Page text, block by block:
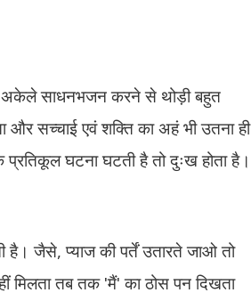
अकेले साधनभजन करने से थोड़ी बहुत
और सच्चाई एवं शक्ति का अहं भी उतना ही
घटना घटती है तो दुःख होता है।
है। जैसे, प्याज की पर्तें उतारते जाओ तो
तब तक ʹमैंʹ का ठोस पन दिखता